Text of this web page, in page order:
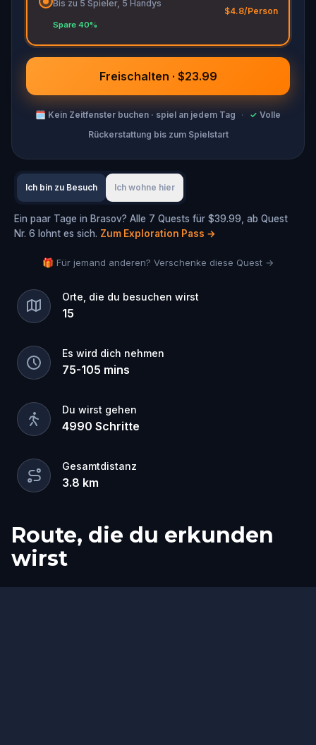
Bis zu 5 Spieler, 5 Handys
Spare 40%
$4.8/Person
Freischalten · $23.99
🗓 Kein Zeitfenster buchen · spiel an jedem Tag · ✓ Volle
Rückerstattung bis zum Spielstart
Ich bin zu Besuch Ich wohne hier
Ein paar Tage in Brasov? Alle 7 Quests für $39.99, ab Quest
Nr. 6 lohnt es sich. Zum Exploration Pass →
🎁 Für jemand anderen? Verschenke diese Quest →
Orte, die du besuchen wirst
15
Es wird dich nehmen
75-105 mins
Du wirst gehen
4990 Schritte
Gesamtdistanz
3.8 km
Route, die du erkunden
wirst
Start
Ziel